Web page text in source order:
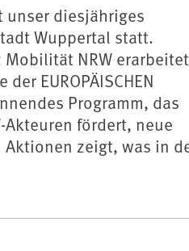
unser diesjähriges
Wuppertal statt.
NRW erarbeitet
EUROPÄISCHEN
Programm, das
fördert, neue
zeigt, was in